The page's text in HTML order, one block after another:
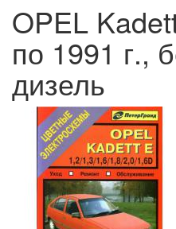
OPEL
по 1991 г.,
дизель